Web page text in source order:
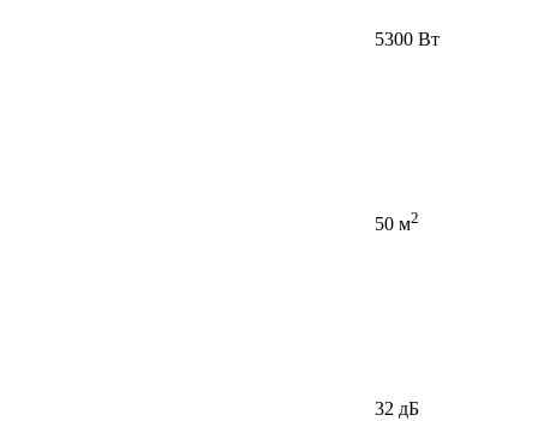
5300 Вт
50 м2
32 дБ